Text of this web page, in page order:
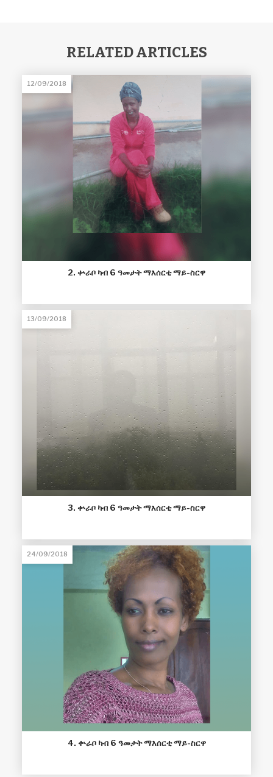
RELATED ARTICLES
12/09/2018
2. ቍራቦ ካብ 6 ዓመታት ማእሰርቲ ማይ-ስርዋ
13/09/2018
3. ቍራቦ ካብ 6 ዓመታት ማእሰርቲ ማይ-ስርዋ
24/09/2018
4. ቍራቦ ካብ 6 ዓመታት ማእሰርቲ ማይ-ስርዋ